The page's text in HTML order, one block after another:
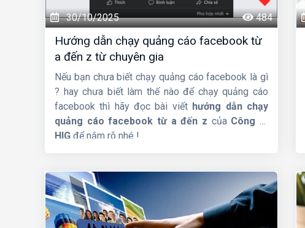
30/10/2025 484
Hướng dẫn chạy quảng cáo facebook từ
a đến z từ chuyên gia
Nếu bạn chưa biết chạy quảng cáo facebook là gì
? hay chưa biết làm thế nào để chạy quảng cáo
facebook thì hãy đọc bài viết hướng dẫn chạy
quảng cáo facebook từ a đến z của Công ty
HIG để nắm rõ nhé !